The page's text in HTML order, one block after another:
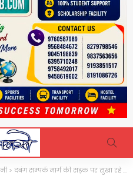
> दबंग सम्पर्क मार्ग की सड़क पर सुखा रहे हैं मक्का, फिसल कर घायल हो रहे है वाहन सवार, प्रशासन बना मौन